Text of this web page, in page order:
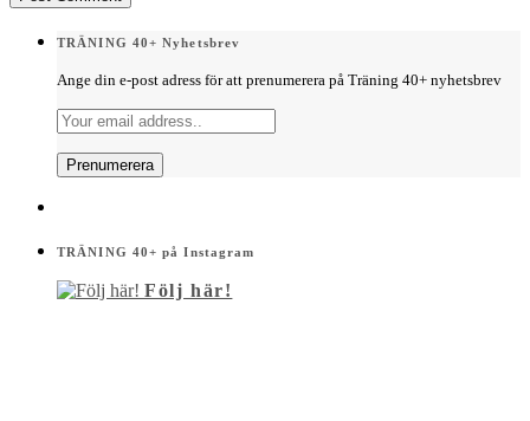
TRÄNING 40+ Nyhetsbrev
Ange din e-post adress för att prenumerera på Träning 40+ nyhetsbrev
TRÄNING 40+ på Instagram
Följ här!